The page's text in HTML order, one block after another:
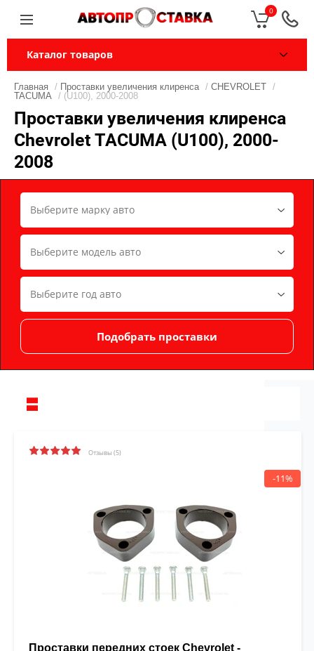
0
Каталог товаров
Главная / Проставки увеличения клиренса / CHEVROLET /
TACUMA / (U100), 2000-2008
Проставки увеличения клиренса
Chevrolet TACUMA (U100), 2000-
2008
Отзывы (5)
-11%
Проставки передних стоек Chevrolet -